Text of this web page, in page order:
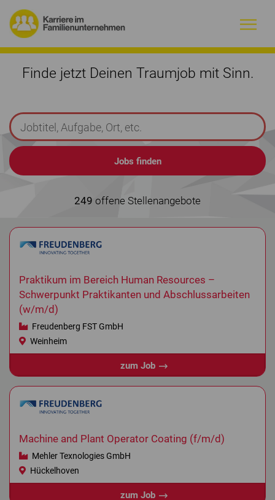
Warum Familienunternehmen?
Jobs
Magazin
Kontakt
Finde jetzt Deinen Traumjob mit Sinn.
249 offene Stellenangebote
Praktikum im Bereich Human Resources –
Schwerpunkt Praktikanten und Abschlussarbeiten
(w/m/d)
Freudenberg FST GmbH
Weinheim
zum Job
Machine and Plant Operator Coating (f/m/d)
Mehler Texnologies GmbH
Hückelhoven
zum Job